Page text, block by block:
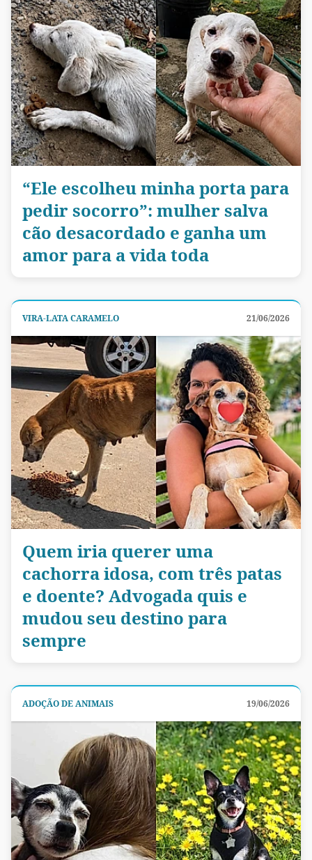
“Ele escolheu minha porta para
pedir socorro”: mulher salva
cão desacordado e ganha um
amor para a vida toda
VIRA-LATA CARAMELO 21/06/2026
Quem iria querer uma
cachorra idosa, com três patas
e doente? Advogada quis e
mudou seu destino para
sempre
ADOÇÃO DE ANIMAIS 19/06/2026